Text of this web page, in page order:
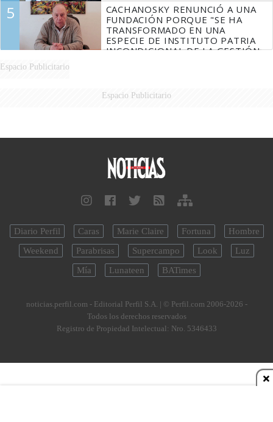
5
CACHANOSKY RENUNCIÓ A UNA
FUNDACIÓN PORQUE "SE HA
TRANSFORMADO EN UNA
ESPECIE DE INSTITUTO PATRIA
INCONDICIONAL DE LA GESTIÓN
Espacio Publicitario
Espacio Publicitario
Diario Perfil Caras Marie Claire Fortuna
Hombre
Weekend
Parabrisas Supercampo Look
Luz
Mía
Lunateen BATimes
noticias.perfil.com - Editorial Perfil S.A. | © Perfil.com 2006-2026 -
Todos los derechos reservados
Registro de Propiedad Intelectual: Nro. 5346433